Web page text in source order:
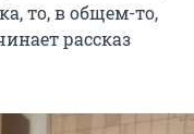
то, в общем-то,
рассказ